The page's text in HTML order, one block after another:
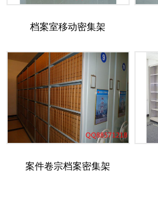
档案室移动密集架
案件卷宗档案密集架